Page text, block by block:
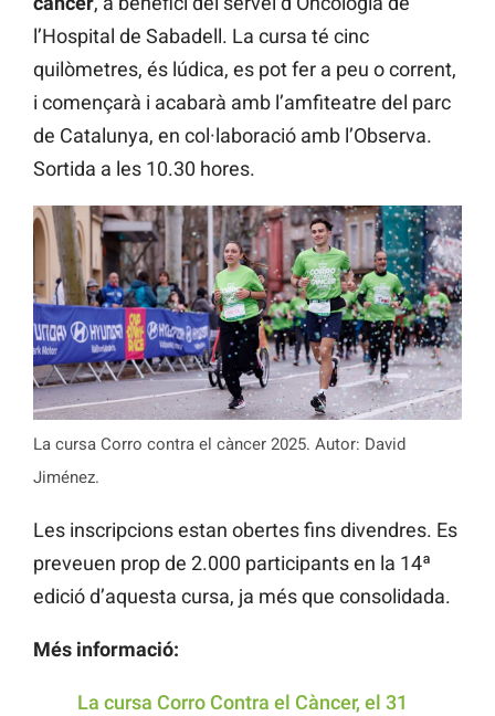
l’Hospital de Sabadell. La cursa té cinc
quilòmetres, és lúdica, es pot fer a peu o corrent,
i començarà i acabarà amb l’amfiteatre del parc
de Catalunya, en col·laboració amb l’Observa.
Sortida a les 10.30 hores.
La cursa Corro contra el càncer 2025. Autor: David
Jiménez.
Les inscripcions estan obertes fins divendres. Es
preveuen prop de 2.000 participants en la 14ª
edició d’aquesta cursa, ja més que consolidada.
Més informació:
La cursa Corro Contra el Càncer, el 31